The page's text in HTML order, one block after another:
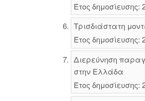
Έτος δημοσίευσης:
Τρισδιάστατη
Έτος δημοσίευσης:
Διερεύνηση
στην Ελλάδα
Έτος δημοσίευσης: